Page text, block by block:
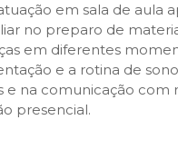
em sala de
no preparo de
em diferentes
e a rotina de
e na comunicação
presencial.